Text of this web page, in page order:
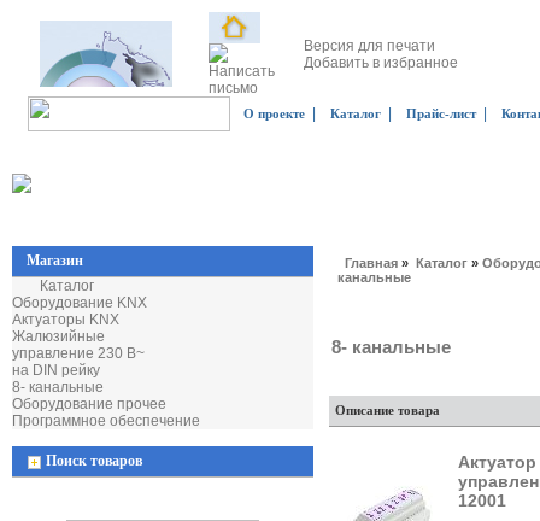
Версия для печати
Добавить в избранное
О проекте Каталог Прайс-лист|
Магазин
Каталог
Оборудование KNX
Актуаторы KNX
Жалюзийные
управление 230 В~
на DIN рейку
8- канальные
Оборудование прочее
Программное обеспечение
Поиск товаров
Главная » Каталог »
канальные
8- канальные
Описание товара
12001